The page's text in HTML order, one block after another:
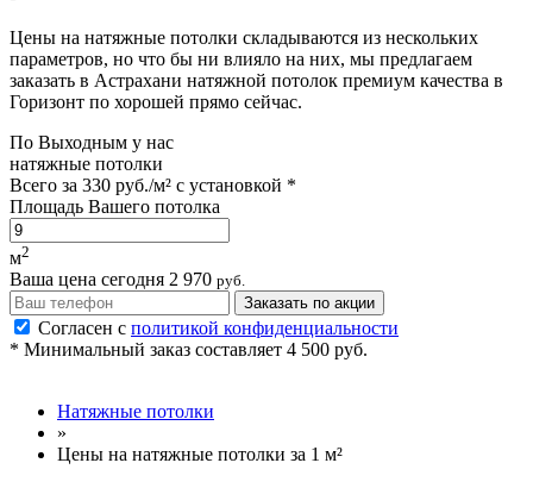
Цены на натяжные потолки складываются из нескольких
параметров, но что бы ни влияло на них, мы предлагаем
заказать в Астрахани натяжной потолок премиум качества в
Горизонт по хорошей прямо сейчас.
По Выходным у нас
натяжные потолки
Всего за 330 руб./м² с установкой *
Площадь Вашего потолка
м2
Ваша цена сегодня 2 970 руб.
Заказать по акции
Согласен с политикой конфиденциальности
* Минимальный заказ составляет 4 500 руб.
Натяжные потолки
»
Цены на натяжные потолки за 1 м²